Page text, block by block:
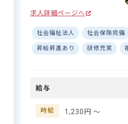
つくばエクスプレス「六町
※まるで学校のような広
園舎が特徴！
※徒歩圏内には大きな公
残業ほぼなし！週3
も1時間単位で取りやすく、家
事育児やプライベートとの両
立も無理なく可能です。実
際、子育てしながら働くママ
寝かしつけなど、できること
験がなくても大丈夫。先輩が
しっかりフォローします。
求人詳細ページへ
社会福祉法人 社会保険完備
昇給昇進あり 研修充実
給与
時給 1,230円 〜